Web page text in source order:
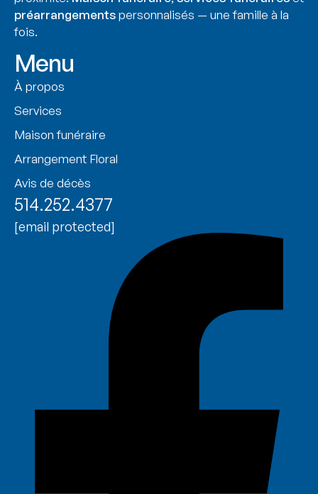
préarrangementspersonnalisés — une famille à la
fois.
Menu
À propos
Services
Maison funéraire
Arrangement Floral
Avis de décès
514.252.4377
[email protected]